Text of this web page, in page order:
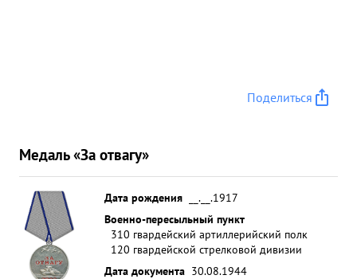
Поделиться
Медаль «За отвагу»
Дата рождения
__.__.1917
Военно-пересыльный пункт
310 гвардейский артиллерийский полк
120 гвардейской стрелковой дивизии
Дата документа 30.08.1944